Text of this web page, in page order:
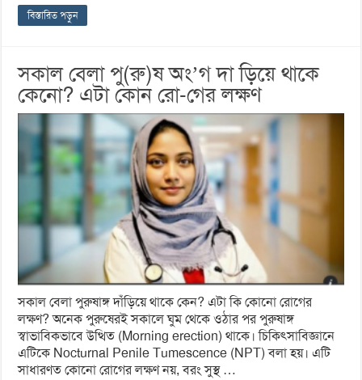
বিস্তারিত পড়ুন
সকাল বেলা পু(রু)ষ অং’গ দা ড়িয়ে থাকে
কেনো? এটা কোন রো-গের লক্ষণ
সকাল বেলা পুরুষাঙ্গ দাঁড়িয়ে থাকে কেন? এটা কি কোনো রোগের
লক্ষণ? অনেক পুরুষেরই সকালে ঘুম থেকে ওঠার পর পুরুষাঙ্গ
স্বাভাবিকভাবে উত্থিত (Morning erection) থাকে। চিকিৎসাবিজ্ঞানে
এটিকে Nocturnal Penile Tumescence (NPT) বলা হয়। এটি
সাধারণত কোনো রোগের লক্ষণ নয়, বরং সুস্থ …